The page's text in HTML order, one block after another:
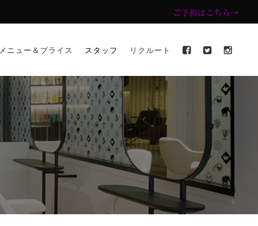
ご予約はこちら→
メニュー＆プライス スタッフ リクルート